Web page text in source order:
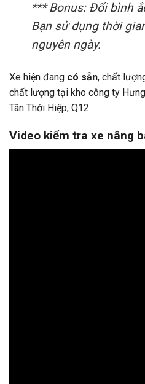
*** Bonus: Đổi bình
Bạn sử dụng thời
nguyên ngày.
Xe hiện đang có sẵn, chất
chất lượng tại kho công ty
Tân Thới Hiệp, Q12.
Video kiểm tra xe nâng